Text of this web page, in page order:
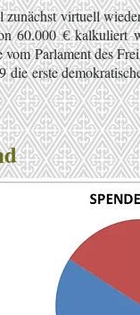
zunächst virtuell
60.000 € kalkuliert
Parlament des
9 die erste